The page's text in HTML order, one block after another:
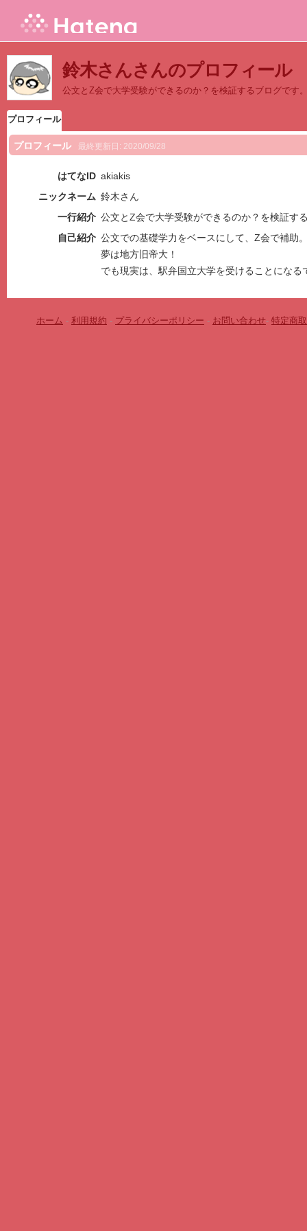
鈴木さんさんのプロフィール
公文とZ会で大学受験ができるのか？を検証するブログです
プロフィール
プロフィール 最終更新日: 2020/09/28
はてなID akiakis
ニックネーム 鈴木さん
一行紹介 公文とZ会で大学受験ができるのか？を検証す
自己紹介 公文での基礎学力をベースにして、Z会で補助
夢は地方旧帝大！
でも現実は、駅弁国立大学を受けることにな
ホーム - 利用規約 - プライバシーポリシー - お問い合わせ- 特定商